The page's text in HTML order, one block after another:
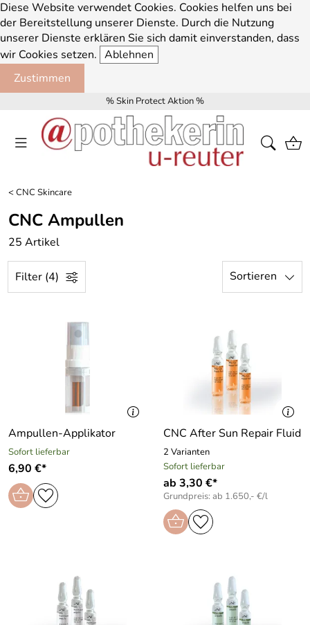
Diese Website verwendet Cookies. Cookies helfen uns bei
der Bereitstellung unserer Dienste. Durch die Nutzung
unserer Dienste erklären Sie sich damit einverstanden, dass
wir Cookies setzen. Ablehnen
Zustimmen
% Skin Protect Aktion %
<CNC Skincare
CNC Ampullen
25 Artikel
Filter (4) Sortieren
Ampullen-Applikator
Sofort lieferbar
6,90 €*
CNC After Sun Repair Fluid
2 Varianten
Sofort lieferbar
ab 3,30 €*
Grundpreis: ab 1.650,- €/l